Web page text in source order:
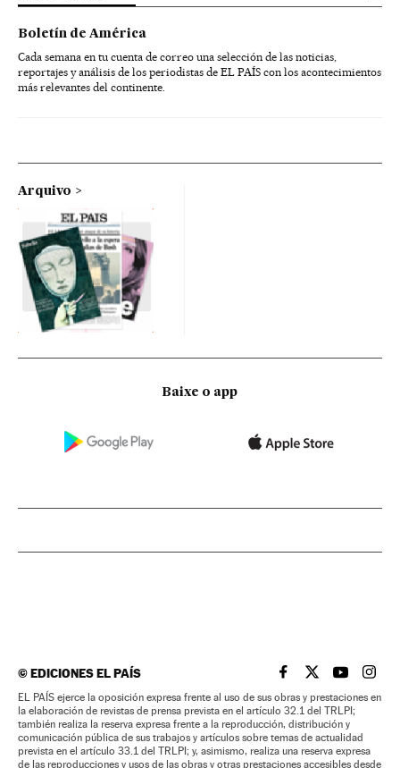
Boletín de América
Cada semana en tu cuenta de correo una selección de las noticias,
reportajes y análisis de los periodistas de EL PAÍS con los acontecimientos
más relevantes del continente.
Arquivo
Baixe o app
©EDICIONES EL PAÍS EL PAÍS BRASIL EN
EL PAÍSEL PAÍS
EL
EL PAÍS ejerce la oposición expresa frente al uso de sus obras y prestaciones en
la elaboración de revistas de prensa prevista en el artículo 32.1 del TRLPI;
también realiza la reserva expresa frente a la reproducción, distribución y
comunicación pública de sus trabajos y artículos sobre temas de actualidad
prevista en el artículo 33.1 del TRLPI; y, asimismo, realiza una reserva expresa
de las reproducciones y usos de las obras y otras prestaciones accesibles desde